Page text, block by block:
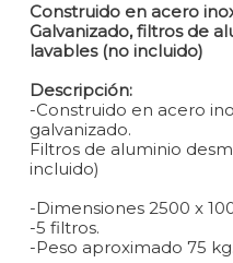
Construido en acero
Galvanizado, filtros de
lavables (no incluido)
Descripción:
-Construido en acero
galvanizado.
Filtros de aluminio
incluido)
-Dimensiones 2500 x
-5 filtros.
-Peso aproximado 75 kg.